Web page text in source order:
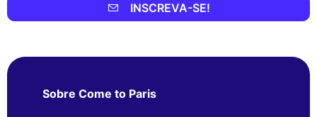
INSCREVA-SE!
Sobre Come to Paris